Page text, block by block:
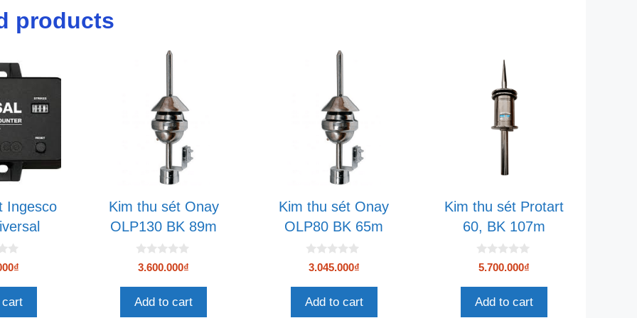
products
Ingesco
₫
cart
Kim thu sét Onay
OLP130 BK 89m
0
n
à
3.600.000₫
Add to cart
Kim thu sét Onay
OLP80 BK 65m
0
n
à
3.045.000₫
Add to cart
Kim thu sét Protart
60, BK 107m
0
n
à
5.700.000₫
Add to cart